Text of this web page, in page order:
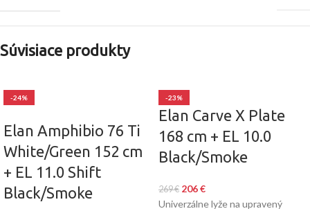
Súvisiace produkty
-24%
Elan Amphibio 76 Ti
White/Green 152 cm
+ EL 11.0 Shift
Black/Smoke
-23%
Elan Carve X Plate
168 cm + EL 10.0
Black/Smoke
269€ 206€
Univerzálne lyže na upravený